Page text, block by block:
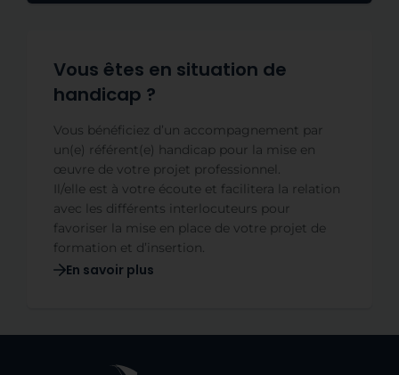
Vous êtes en situation de
handicap ?
Vous bénéficiez d’un accompagnement par
un(e) référent(e) handicap pour la mise en
œuvre de votre projet professionnel.
Il/elle est à votre écoute et facilitera la relation
avec les différents interlocuteurs pour
favoriser la mise en place de votre projet de
formation et d’insertion.
En savoir plus